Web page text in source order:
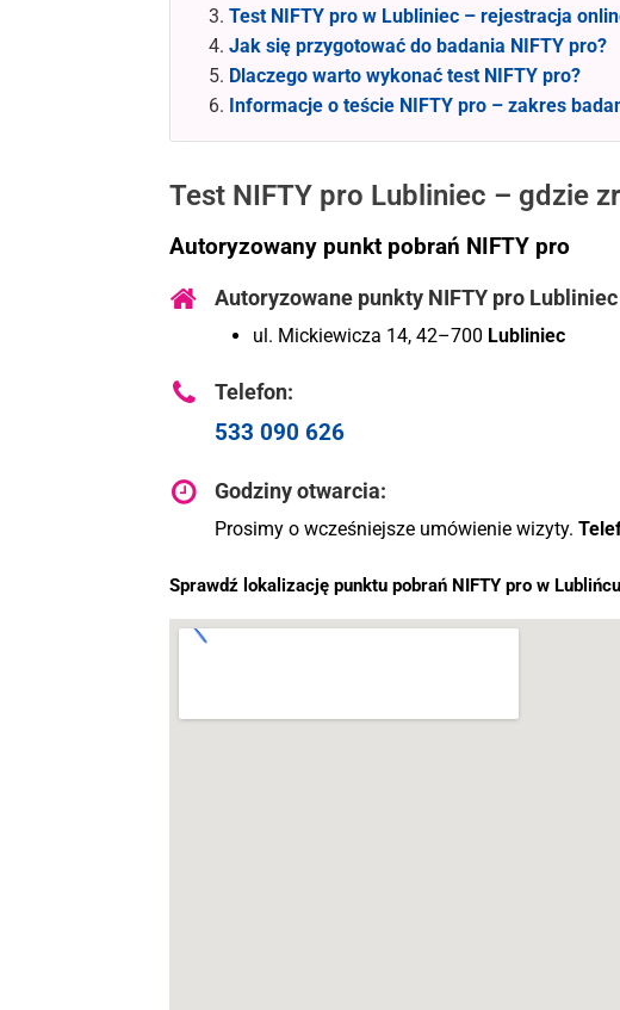
Test NIFTY pro w Lubliniec – rejestracja
Jak się przygotować do badania NIFTY pro?
Dlaczego warto wykonać test NIFTY pro?
Informacje o teście NIFTY pro – zakres
Test NIFTY pro Lubliniec – gdzie
Autoryzowany punkt pobrań NIFTY pro
Autoryzowane punkty NIFTY pro Lubliniec
ul. Mickiewicza 14, 42–700 Lubliniec
Telefon:
533 090 626
Godziny otwarcia:
Prosimy o wcześniejsze umówienie wizyty.
Sprawdź lokalizację punktu pobrań NIFTY pro w